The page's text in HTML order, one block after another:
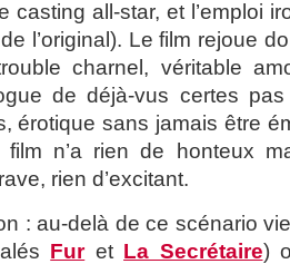
casting all-star, et l’emploi
l’original). Le film rejoue
charnel, véritable
de déjà-vus certes
érotique sans jamais être
film n’a rien de honteux
rien d’excitant.
: au-delà de ce scénario
Furet La Secrétaire)